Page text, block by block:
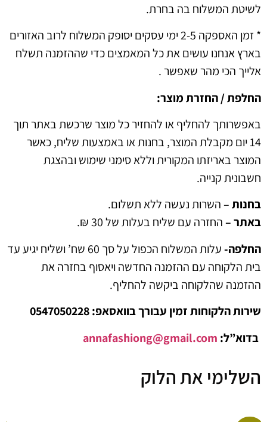
המשלוח בה בחרת.
* זמן האספקה 2-5 ימי עסקים יסופק המשלוח לרוב האזורים
עושים את כל המאמצים כדי שההזמנה תשלח
הכי מהר שאפשר .
/ החזרת מוצר:
להחליף או להחזיר כל מוצר שרכשת באתר תוך
מקבלת המוצר, בחנות או באמצעות שליח, כאשר
באריזתו המקורית וללא סימני שימוש ובהצגת
קנייה.
–השרות נעשה ללא תשלום.
–החזרה עם שליח בעלות של 30 ₪.
עלות המשלוח הכפול על סך 60 שח’ ושליח יגיע עד
עם ההזמנה החדשה ויאסוף בחזרה את
שהלקוחה ביקשה להחליף.
זמין עבורך בוואסאפ: 0547050228
annafashiong@gmail.com
את הלוק